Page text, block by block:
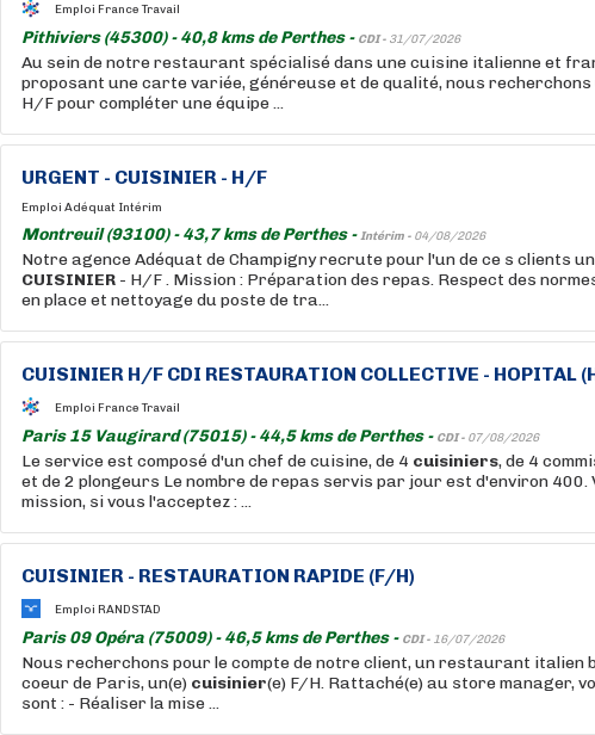
Emploi France Travail
Pithiviers (45300) - 40,8 kms de Perthes - CDI - 31/07/2026
Au sein de notre restaurant spécialisé dans une cuisine italienne et
proposant une carte variée, généreuse et de qualité, nous recherchons
H/F pour compléter une équipe ...
URGENT - CUISINIER - H/F
Emploi Adéquat Intérim
Montreuil (93100) - 43,7 kms de Perthes -Intérim - 04/08/2026
Notre agence Adéquat de Champigny recrute pour l'un de ce s clients
CUISINIER - H/F . Mission : Préparation des repas. Respect des
en place et nettoyage du poste de tra...
CUISINIER H/F CDI RESTAURATION COLLECTIVE - HOPITAL
Emploi France Travail
Paris 15 Vaugirard (75015) - 44,5 kms de Perthes - CDI - 07/08/2026
Le service est composé d'un chef de cuisine, de 4 cuisiniers, de 4
et de 2 plongeurs Le nombre de repas servis par jour est d'environ 400.
mission, si vous l'acceptez : ...
CUISINIER - RESTAURATION RAPIDE (F/H)
Emploi RANDSTAD
Paris 09 Opéra (75009) - 46,5 kms de Perthes - CDI - 16/07/2026
Nous recherchons pour le compte de notre client, un restaurant italien
coeur de Paris, un(e) cuisinier(e) F/H. Rattaché(e) au store manager,
sont : - Réaliser la mise ...